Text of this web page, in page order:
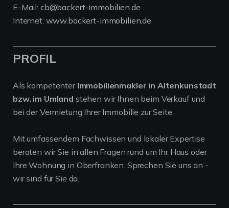
E-Mail: cb@backert-immobilien.de
Internet: www.backert-immobilien.de
PROFIL
Als kompetenter Immobilienmakler in Altenkunstadt
bzw. im Umland stehen wir Ihnen beim Verkauf und
bei der Vermietung Ihrer Immobilie zur Seite.
Mit umfassendem Fachwissen und lokaler Expertise
beraten wir Sie in allen Fragen rund um Ihr Haus oder
Ihre Wohnung in Oberfranken. Sprechen Sie uns an -
wir sind für Sie da.